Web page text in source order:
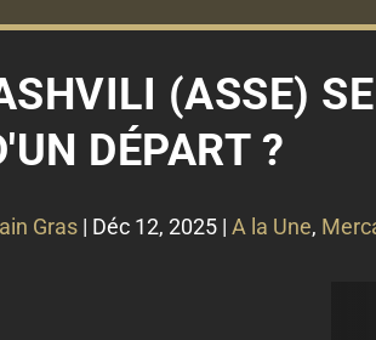
(ASSE)
DÉPART ?
Gras | Déc 12, 2025 | A la Une,